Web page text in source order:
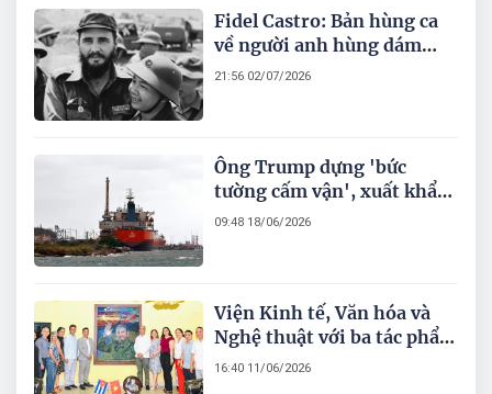
Fidel Castro: Bản hùng ca
về người anh hùng dám
thách thức định mệnh
21:56 02/07/2026
Ông Trump dựng 'bức
tường cấm vận', xuất khẩu
từ Mỹ sang Cuba tăng gấp 3
09:48 18/06/2026
Viện Kinh tế, Văn hóa và
Nghệ thuật với ba tác phẩm
thể hiện lòng tri ân Lãnh
16:40 11/06/2026